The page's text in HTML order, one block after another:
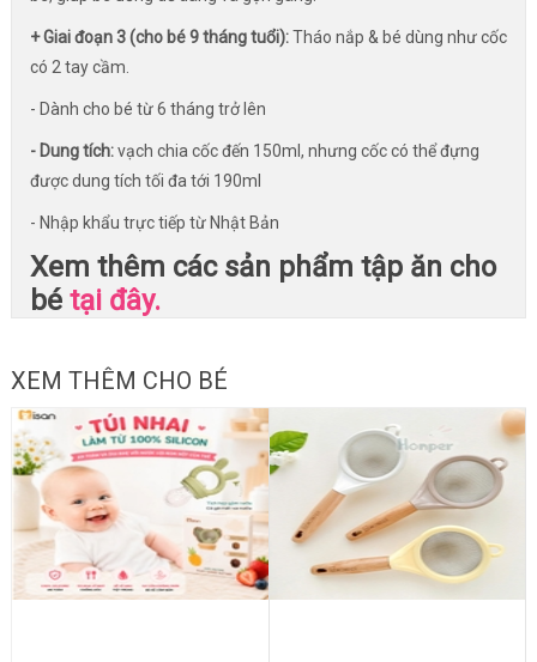
+ Giai đoạn 3 (cho bé 9 tháng tuổi):Tháo nắp & bé dùng như cốc
có 2 tay cầm.
- Dành cho bé từ 6 tháng trở lên
- Dung tích:vạch chia cốc đến 150ml, nhưng cốc có thể đựng
được dung tích tối đa tới 190ml
- Nhập khẩu trực tiếp từ Nhật Bản
Xem thêm các sản phẩm tập ăn cho
bé tại đây.
XEM THÊM CHO BÉ